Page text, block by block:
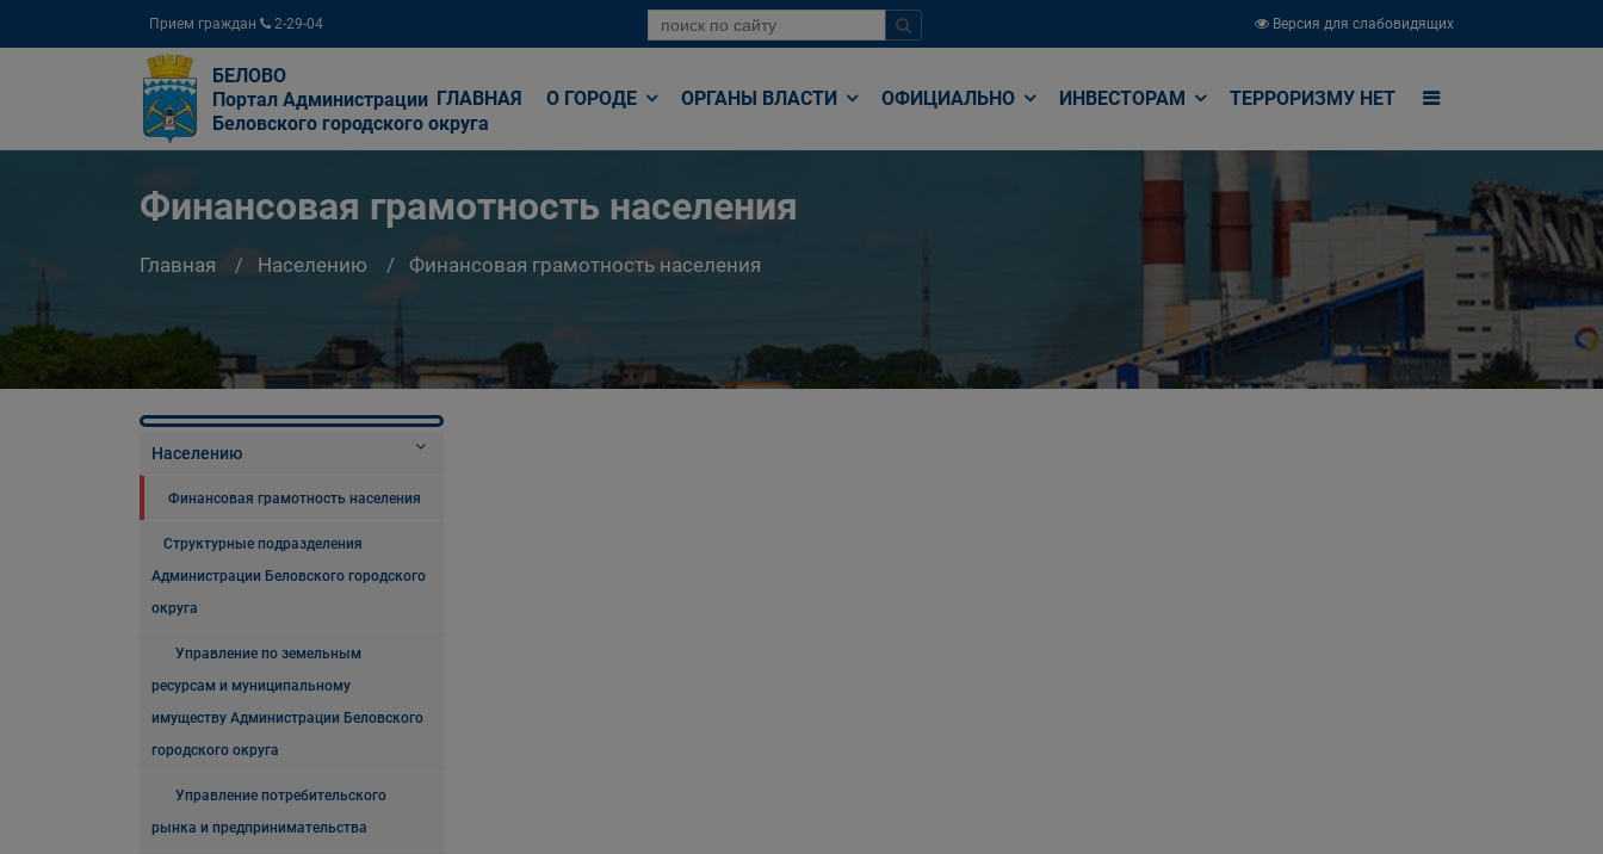
Прием граждан 2-29-04 Версия для слабовидящих
БЕЛОВО
Портал Администрации
Беловского городского округа
ГЛАВНАЯ О ГОРОДЕ ОРГАНЫ ВЛАСТИ ОФИЦИАЛЬНО ИНВЕСТОРАМ ТЕРРОРИЗМУ НЕТ
Финансовая грамотность населения
Главная Населению Финансовая грамотность населения
Населению
Финансовая грамотность населения
Структурные подразделения
Администрации Беловского городского
округа
Управление по земельным
ресурсам и муниципальному
имуществу Администрации Беловского
городского округа
Управление потребительского
рынка и предпринимательства